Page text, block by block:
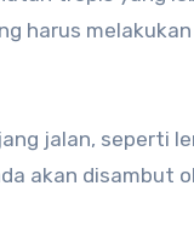
harus melakukan
jalan, seperti
akan disambut